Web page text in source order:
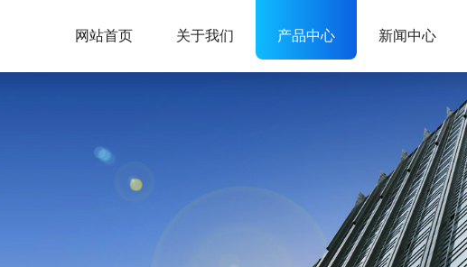
网站首页 关于我们 产品中心 新闻中心